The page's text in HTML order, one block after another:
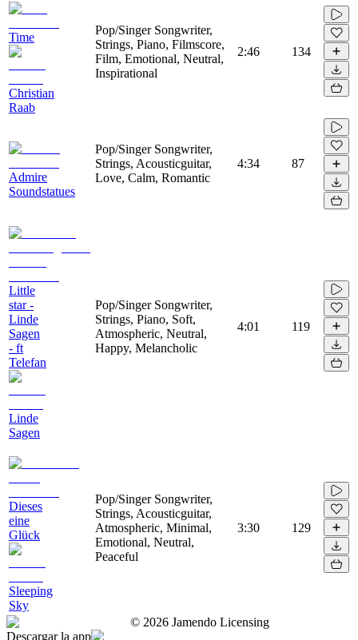
Time
Christian
Raab
Pop/Singer Songwriter,
Strings, Piano, Filmscore,
Film, Emotional, Neutral,
Inspirational
2:46 134
Admire
Soundstatues
Pop/Singer Songwriter,
Strings, Acousticguitar,
Love, Calm, Romantic
4:34 87
Little
star -
Linde
Sagen
- ft
Telefan
Linde
Sagen
Pop/Singer Songwriter,
Strings, Piano, Soft,
Atmospheric, Neutral,
Happy, Melancholic
4:01 119
Dieses
eine
Glück
Sleeping
Sky
Pop/Singer Songwriter,
Strings, Acousticguitar,
Atmospheric, Minimal,
Emotional, Neutral,
Peaceful
3:30 129
© 2026 Jamendo Licensing
Descargar la app